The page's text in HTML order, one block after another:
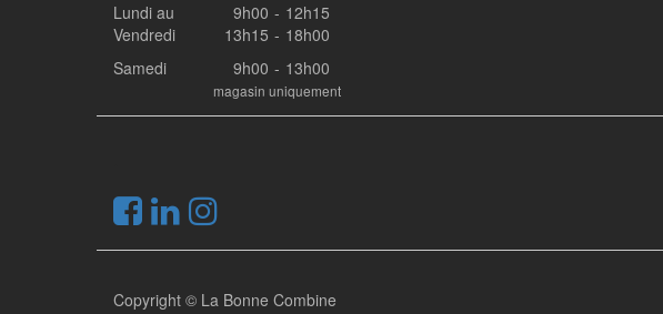
Lundi au
Vendredi
9h00
13h15
-
-
12h15
18h00
Samedi
9h00 - 13h00
magasin uniquement
Copyright © La Bonne Combine